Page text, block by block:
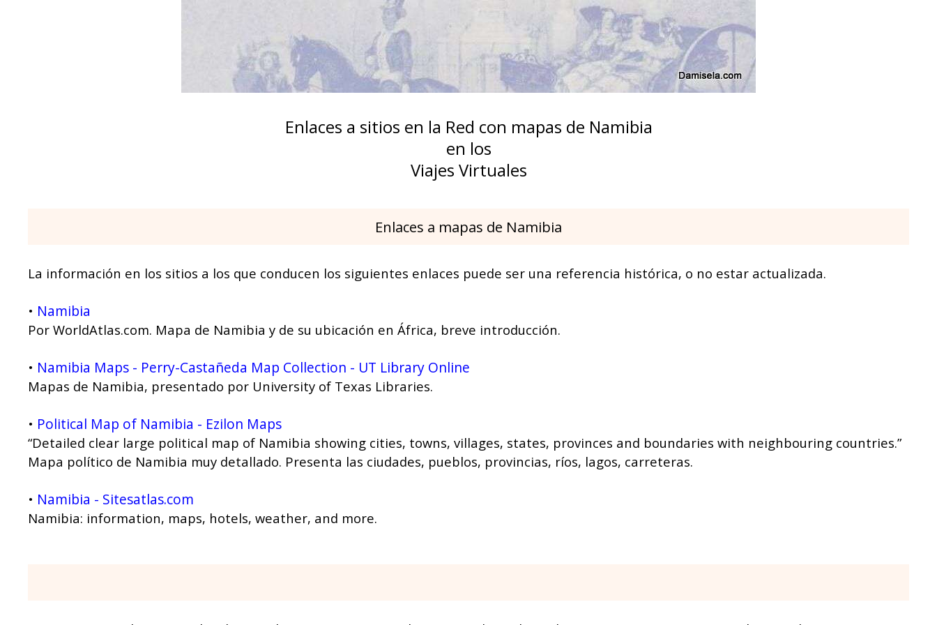
Enlaces a sitios en la Red con mapas de Namibia
en los
Viajes Virtuales
Enlaces a mapas de Namibia
La información en los sitios a los que conducen los siguientes enlaces puede ser una referencia histórica, o no estar actualizada.
• Namibia
Por WorldAtlas.com. Mapa de Namibia y de su ubicación en África, breve introducción.
• Namibia Maps - Perry-Castañeda Map Collection - UT Library Online
Mapas de Namibia, presentado por University of Texas Libraries.
• Political Map of Namibia - Ezilon Maps
“Detailed clear large political map of Namibia showing cities, towns, villages, states, provinces and boundaries with neighbouring countries.”
Mapa político de Namibia muy detallado. Presenta las ciudades, pueblos, provincias, ríos, lagos, carreteras.
• Namibia - Sitesatlas.com
Namibia: information, maps, hotels, weather, and more.